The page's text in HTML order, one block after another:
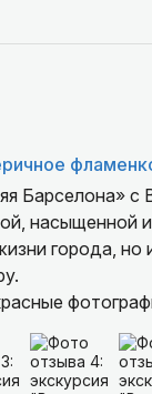
Барселона»
насыщенной
города,
напоминать об
всем, кто
не только